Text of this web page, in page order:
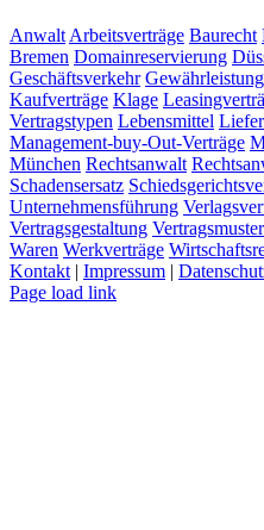
Anwalt Arbeitsverträge Baurecht
Bremen Domainreservierung
Geschäftsverkehr Gewährleistung
Kaufverträge Klage
Vertragstypen Lebensmittel
Management-buy-Out-Verträge
München Rechtsanwalt
Schadensersatz
Unternehmensführung
Vertragsgestaltung Vertragsmuster
Waren Werkverträge
Kontakt | Impressum |
Page load link